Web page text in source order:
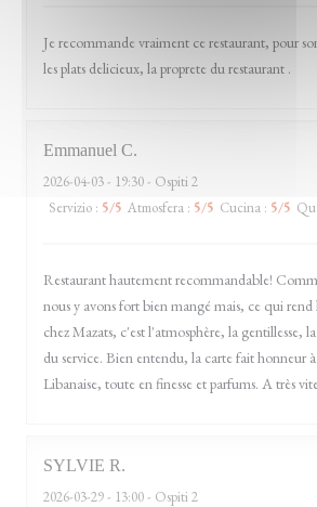
Je recommande vraiment ce restaurant, pour
les plats delicieux, la proprete du restaurant .
Emmanuel C
2026-04-03 - 19:30 - Ospiti 2
Servizio : 5/5 Atmosfera : 5/5 Cucina : 5/5
Restaurant hautement recommandable!
nous y avons fort bien mangé mais, ce qui rend
chez Mazats, c'est l'atmosphère, la gentillesse,
du service. Bien entendu, la carte fait honneur
Libanaise, toute en finesse et parfums. A très
SYLVIE R
2026-03-29- 13:00 - Ospiti 2